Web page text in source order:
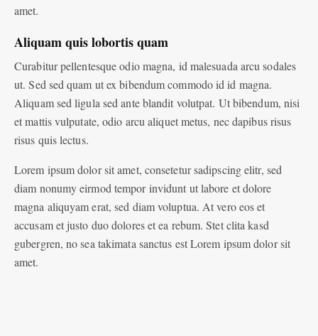
amet.
Aliquam quis lobortis quam
Curabitur pellentesque odio magna, id malesuada arcu sodales
ut. Sed sed quam ut ex bibendum commodo id id magna.
Aliquam sed ligula sed ante blandit volutpat. Ut bibendum, nisi
et mattis vulputate, odio arcu aliquet metus, nec dapibus risus
risus quis lectus.
Lorem ipsum dolor sit amet, consetetur sadipscing elitr, sed
diam nonumy eirmod tempor invidunt ut labore et dolore
magna aliquyam erat, sed diam voluptua. At vero eos et
accusam et justo duo dolores et ea rebum. Stet clita kasd
gubergren, no sea takimata sanctus est Lorem ipsum dolor sit
amet.